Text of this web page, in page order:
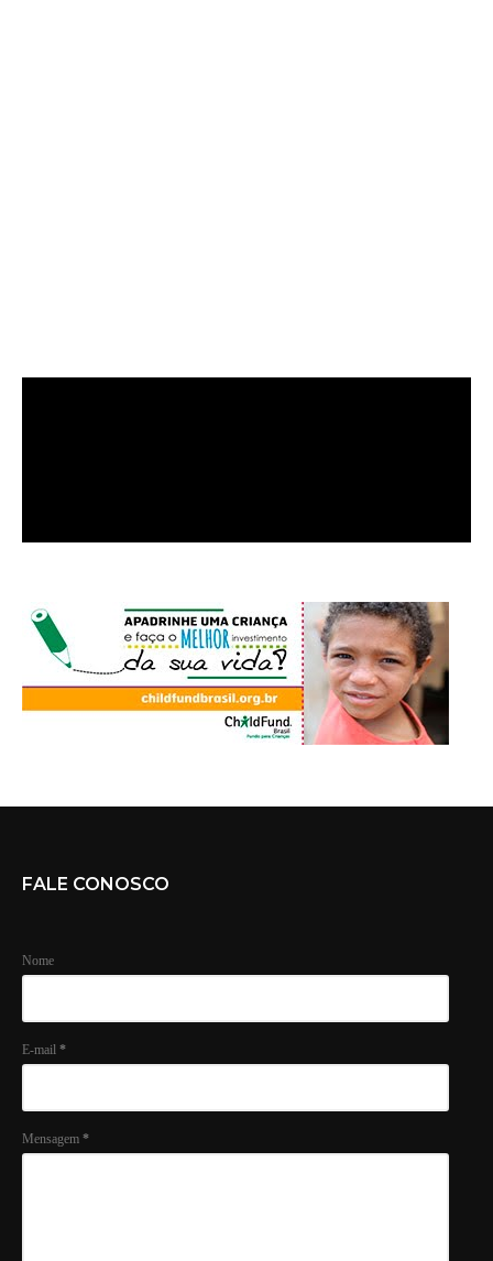
FALE CONOSCO
Nome
E-mail *
Mensagem *